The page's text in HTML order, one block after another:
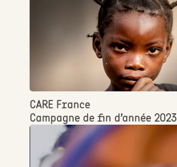
CARE France
Campagne de fin d’année 2023